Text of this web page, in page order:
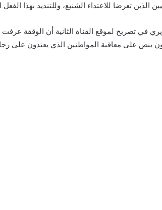
الذين تعرضا للاعتداء الشنيع، وللتنديد بهذا الفعل
في تصريح لموقع القناة الثانية أن الوقفة
ينص على معاقبة المواطنين الذي يعتدون على